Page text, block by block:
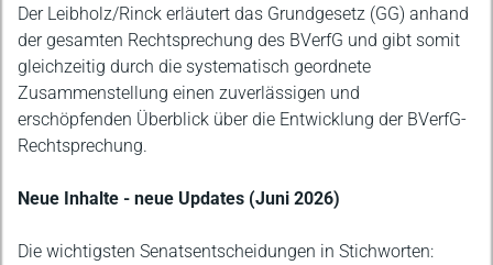
Beschreibung
Der Leibholz/Rinck erläutert das Grundgesetz (GG) anhand
der gesamten Rechtsprechung des BVerfG und gibt somit
gleichzeitig durch die systematisch geordnete
Zusammenstellung einen zuverlässigen und
erschöpfenden Überblick über die Entwicklung der BVerfG-
Rechtsprechung.
Neue Inhalte - neue Updates (Juni 2026)
Die wichtigsten Senatsentscheidungen in Stichworten: